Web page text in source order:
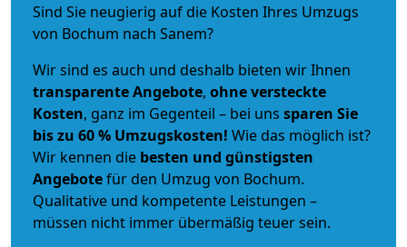
Sind Sie neugierig auf die Kosten Ihres Umzugs
von Bochum nach Sanem?
Wir sind es auch und deshalb bieten wir Ihnen
transparente Angebote, ohne versteckte
Kosten, ganz im Gegenteil – bei uns sparen Sie
bis zu 60 % Umzugskosten! Wie das möglich ist?
Wir kennen die besten und günstigsten
Angebotefür den Umzug von Bochum.
Qualitative und kompetente Leistungen –
müssen nicht immer übermäßig teuer sein.